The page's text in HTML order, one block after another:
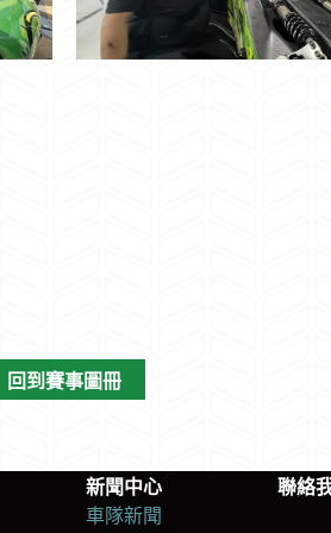
回到賽事圖冊
新聞中心
車隊新聞
聯絡